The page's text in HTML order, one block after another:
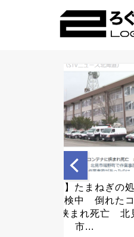
東大教授「デジタル教
は危険。北欧はもう紙
っている」...